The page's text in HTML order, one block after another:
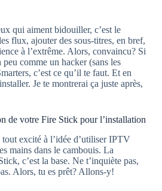
qui aiment bidouiller, c’est le
flux, ajouter des sous-titres, en bref,
à l’extrême. Alors, convaincu? Si
peu comme un hacker (sans les
c’est ce qu’il te faut. Et en
Je te montrerai ça juste après,
de votre Fire Stick pour l’installation
tout excité à l’idée d’utiliser IPTV
mains dans le cambouis. La
c’est la base. Ne t’inquiète pas,
Alors, tu es prêt? Allons-y!